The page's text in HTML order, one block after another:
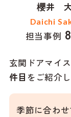
櫻井
Daichi
担当事例
玄関ドアマイ
件目 をご紹介し
季節に合わ